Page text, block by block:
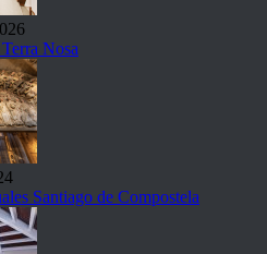
Nosa
Santiago de Compostela